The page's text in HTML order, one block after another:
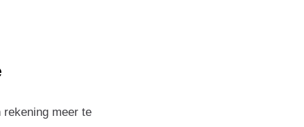
rekening meer te